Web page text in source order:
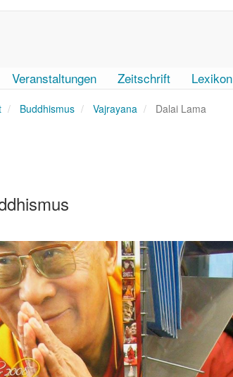
Veranstaltungen Zeitschrift Lexikon
Buddhismus Vajrayana Dalai Lama